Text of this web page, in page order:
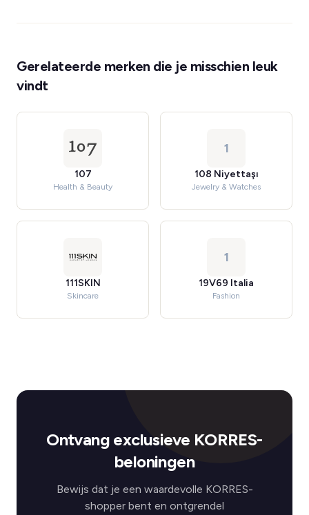
Gerelateerde merken die je misschien leuk
vindt
107
Health & Beauty
1
108 Niyettaşı
Jewelry & Watches
111SKIN
Skincare
1
19V69 Italia
Fashion
Ontvang exclusieve KORRES-
beloningen
Bewijs dat je een waardevolle KORRES-
shopper bent en ontgrendel